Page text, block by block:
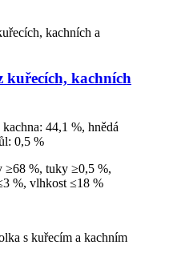
kuřecích, kachních
44,1 %, hnědá
0,5 %
%, tuky ≥0,5 %,
%, vlhkost ≤18 %